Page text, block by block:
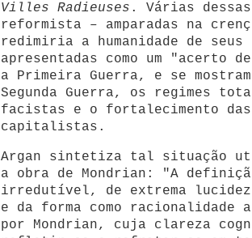
Villes Radieuses . Várias
reformista – amparadas na
redimiria a humanidade de seus
apresentadas como um "acerto
a Primeira Guerra, e se
Segunda Guerra, os regimes
facistas e o fortalecimento das
capitalistas.
Argan sintetiza tal situação
a obra de Mondrian: "A
irredutível, de extrema
e da forma como racionalidade
por Mondrian, cuja clareza